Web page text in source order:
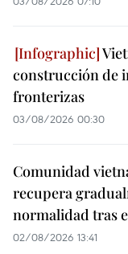
construcción de
fronterizas
03/08/2026 00:30
Comunidad
recupera
normalidad tras
02/08/2026 13:41